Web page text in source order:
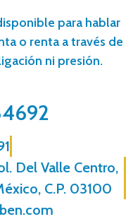
para hablar
o renta a través de
ni presión.
Del Valle Centro,
C.P. 03100